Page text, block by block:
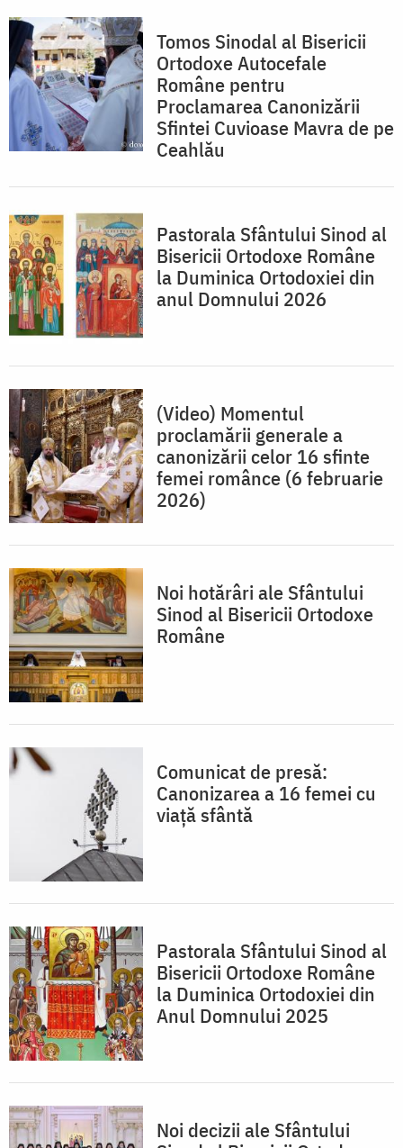
Tomos Sinodal al Bisericii
Ortodoxe Autocefale
Române pentru
Proclamarea Canonizării
Sfintei Cuvioase Mavra de pe
Ceahlău
Pastorala Sfântului Sinod al
Bisericii Ortodoxe Române
la Duminica Ortodoxiei din
anul Domnului 2026
(Video) Momentul
proclamării generale a
canonizării celor 16 sfinte
femei românce (6 februarie
2026)
Noi hotărâri ale Sfântului
Sinod al Bisericii Ortodoxe
Române
Comunicat de presă:
Canonizarea a 16 femei cu
viață sfântă
Pastorala Sfântului Sinod al
Bisericii Ortodoxe Române
la Duminica Ortodoxiei din
Anul Domnului 2025
Noi decizii ale Sfântului